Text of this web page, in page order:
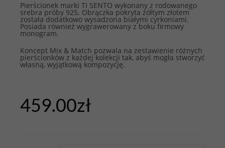
Pierścionek marki TI SENTO wykonany z rodowanego
srebra próby 925. Obrączka pokryta żółtym złotem
została dodatkowo wysadzona białymi cyrkoniami.
Posiada również wygrawerowany z boku firmowy
monogram.
Koncept Mix & Match pozwala na zestawienie różnych
pierścionków z każdej kolekcji tak, abyś mogła stworzyć
własną, wyjątkową kompozycję.
459.00zł